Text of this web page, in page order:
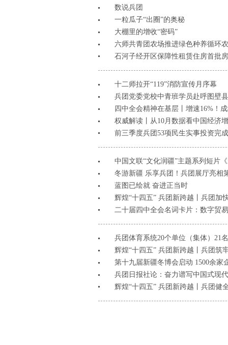
数说兵团
一粒瓜子“出圈”的奥秘
大棚里的增收“密码”
六师共青团农场推进绿色种养循环
石河子经开区保障性租赁住房首批
十二师拉开“119”消防宣传月序幕
兵团党委党校中青班学员赴呼图壁
四中全会精神在基层丨增速16%！
权威解读丨从10月数据看中国经济
前三季度兵团53项民生实事投资完
中国文联“文化润疆”主题系列短片
冬游新疆 乐享兵团！兵团展厅亮相
蓝图已绘就 奋进正当时
辉煌“十四五” 兵团新跨越丨兵团加
二十届四中全会名词卡片：数字贸易
兵团体育系统20个单位（集体）21
辉煌“十四五” 兵团新跨越丨兵团筑
第十九届新疆冬博会启动 1500余家
兵团日报社论：奋力谱写中国式现
辉煌“十四五” 兵团新跨越丨兵团健